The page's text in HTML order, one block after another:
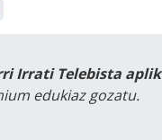
Irrati Telebista
edukiaz gozatu.